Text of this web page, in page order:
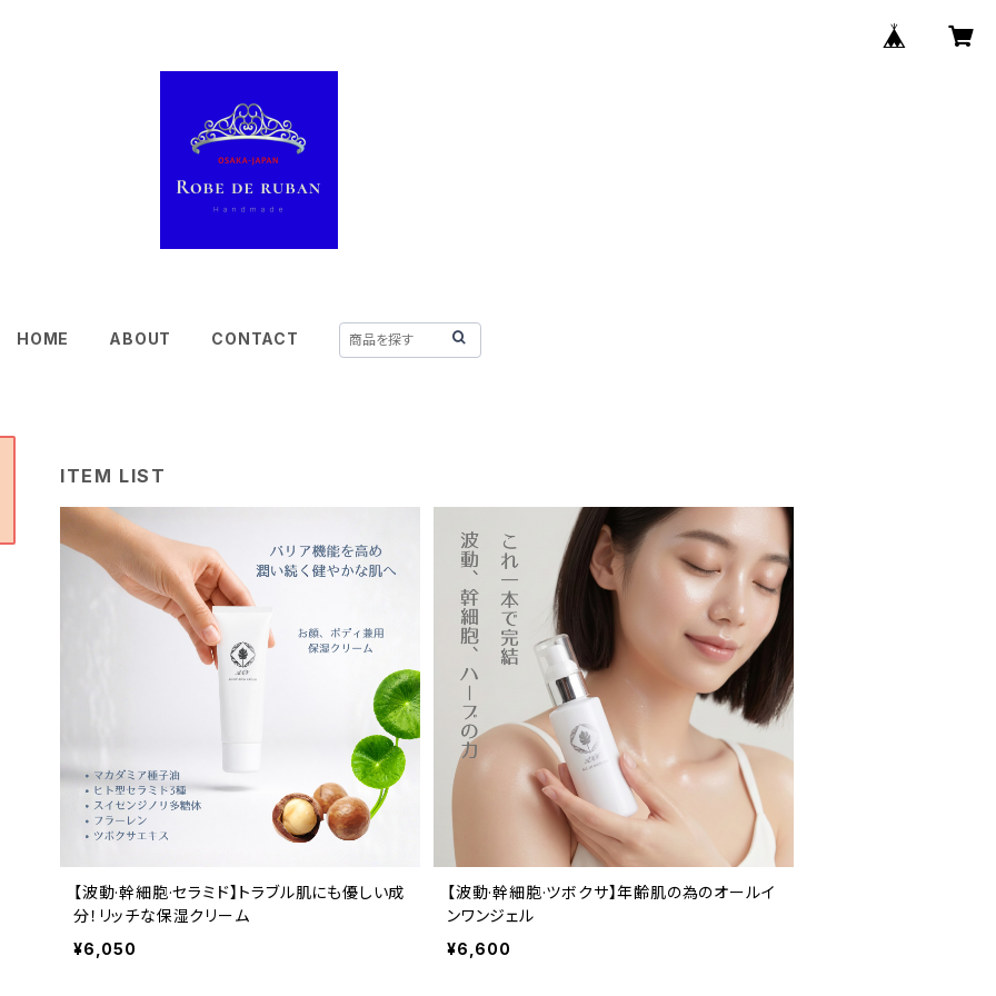
HOME ABOUT CONTACT
ITEM LIST
【波動·幹細胞·セラミド】トラブル肌にも優しい成
分！リッチな保湿クリーム
¥6,050
【波動·幹細胞·ツボクサ】年齢肌の為のオールイ
ンワンジェル
¥6,600